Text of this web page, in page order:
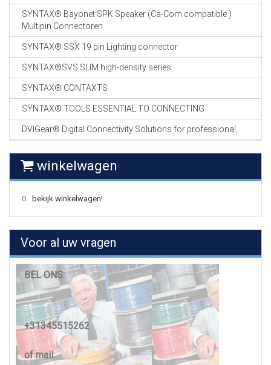
SYNTAX® Bayonet SPK Speaker (Ca-Com compatible )
Multipin Connectoren
SYNTAX® SSX 19 pin Lighting connector
SYNTAX®SVS SLIM high-density series
SYNTAX® CONTAXTS
SYNTAX® TOOLS ESSENTIAL TO CONNECTING
DVIGear® Digital Connectivity Solutions for professional,
winkelwagen
0 bekijk winkelwagen!
Voor al uw vragen
BEL ONS:
+31345515262
of mail: